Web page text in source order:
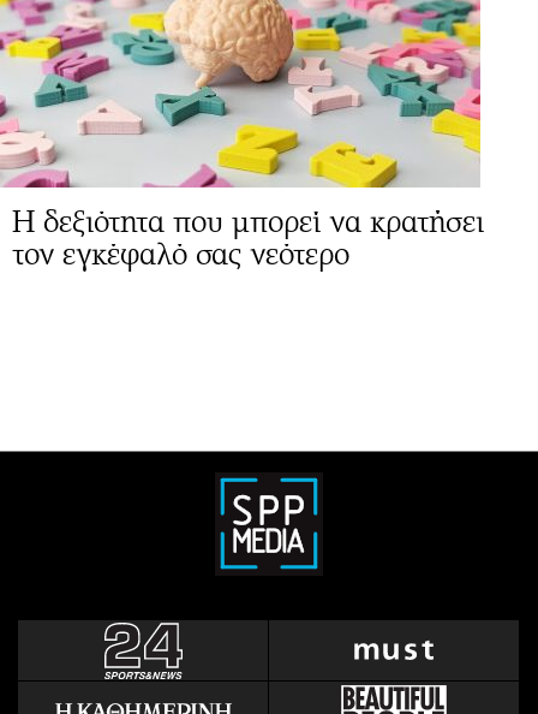
Η δεξιότητα που μπορεί να κρατήσει
τον εγκέφαλό σας νεότερο